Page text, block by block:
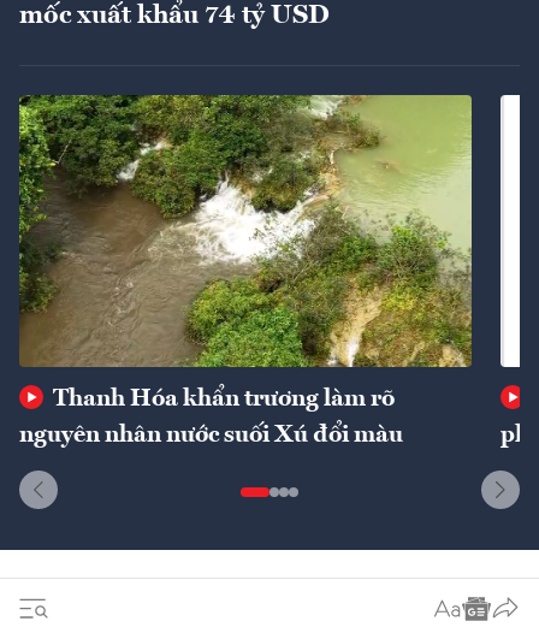
mốc xuất khẩu 74 tỷ USD
Thanh Hóa khẩn trương làm rõ
nguyên nhân nước suối Xú đổi màu
phí